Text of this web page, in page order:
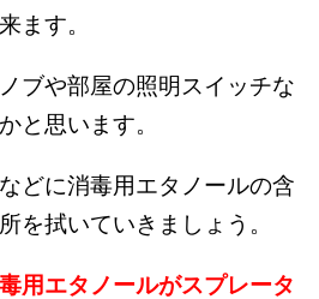
ます。
ブや部屋の照明スイッチな
と思います。
どに消毒用エタノールの含
を拭いていきましょう。
用エタノールがスプレータ